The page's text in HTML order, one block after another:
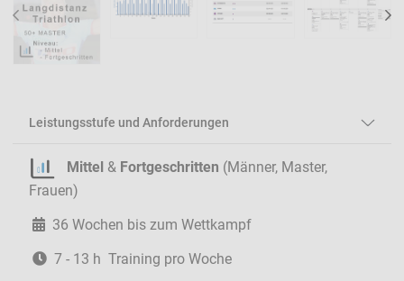
PREV
Leistungsstufe und Anforderungen
Mittel & Fortgeschritten (Männer, Master,
Frauen)
36 Wochen bis zum Wettkampf
7 - 13 h Training pro Woche